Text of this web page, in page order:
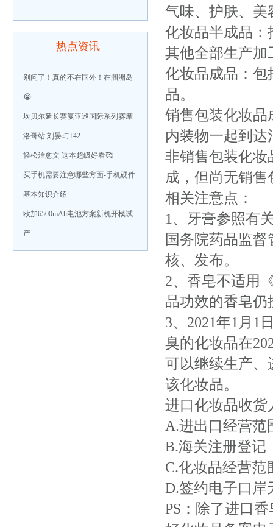
热点资讯
别问了！真的不在国外！在涠洲岛
😭
坎贝尔延长赛赢亚巡国际系列赛摩
洛哥站 刘晏玮T42
轻松治愈文 这本超级好看🥰
买手机需要注意哪些方面-手机硬件
基本知识介绍
欧加6500mAh电池方案新机开模试
产
气味、护肤、美
化妆品半成品：
其他全部生产加
化妆品成品：包
品。
销售包装化妆品
内装物一起到
非销售包装化妆
成，但尚无销
相关注意点：
1、牙膏参照有
国务院药品监
核、发布。
2、香皂不适用
品功效的香皂仍
3、2021年1月1
臭的化妆品在
可以继续生产、
该化妆品。
进口化妆品收货
A.进出口经营范
B.海关注册登记
C.化妆品经营范
D.签约电子口岸
PS：除了进口